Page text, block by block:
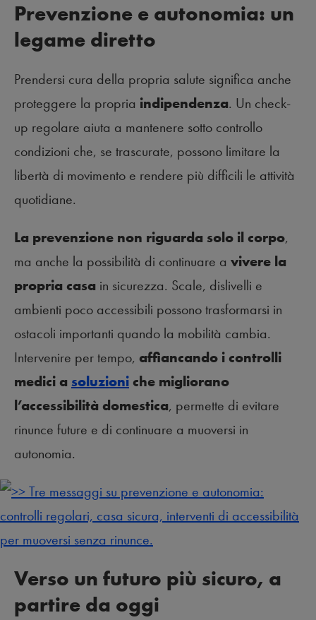
Prevenzione e autonomia: un
legame diretto
Prendersi cura della propria salute significa anche
proteggere la propria indipendenza. Un check-
up regolare aiuta a mantenere sotto controllo
condizioni che, se trascurate, possono limitare la
libertà di movimento e rendere più difficili le attività
quotidiane.
La prevenzione non riguarda solo il corpo,
ma anche la possibilità di continuare a vivere la
propria casa in sicurezza. Scale, dislivelli e
ambienti poco accessibili possono trasformarsi in
ostacoli importanti quando la mobilità cambia.
Intervenire per tempo, affiancando i controlli
medici a soluzioniche migliorano
l’accessibilità domestica, permette di evitare
rinunce future e di continuare a muoversi in
autonomia.
Verso un futuro più sicuro, a
partire da oggi